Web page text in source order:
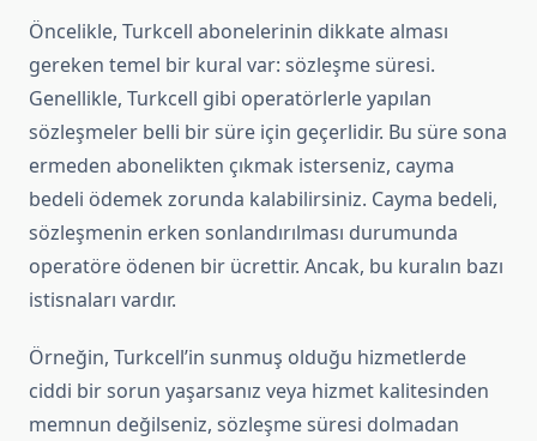
Öncelikle, Turkcell abonelerinin dikkate alması
gereken temel bir kural var: sözleşme süresi.
Genellikle, Turkcell gibi operatörlerle yapılan
sözleşmeler belli bir süre için geçerlidir. Bu süre sona
ermeden abonelikten çıkmak isterseniz, cayma
bedeli ödemek zorunda kalabilirsiniz. Cayma bedeli,
sözleşmenin erken sonlandırılması durumunda
operatöre ödenen bir ücrettir. Ancak, bu kuralın bazı
istisnaları vardır.
Örneğin, Turkcell’in sunmuş olduğu hizmetlerde
ciddi bir sorun yaşarsanız veya hizmet kalitesinden
memnun değilseniz, sözleşme süresi dolmadan